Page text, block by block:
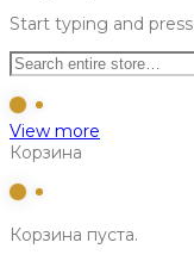
Start typing and
View more
Корзина
Корзина пуста.